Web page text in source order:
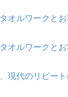
オルワークと
オルワークと
現代のリピー